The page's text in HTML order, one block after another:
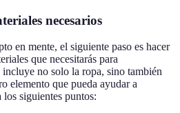
necesarios
en mente, el siguiente paso es hacer
que necesitarás para
no solo la ropa, sino también
elemento que pueda ayudar a
siguientes puntos: